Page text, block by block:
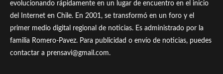
evolucionando rápidamente en un lugar de encuentro en el inicio
del Internet en Chile. En 2001, se transformó en un foro y el
primer medio digital regional de noticias. Es administrado por la
familia Romero-Pavez. Para publicidad o envío de noticias, puedes
contactar a prensavi@gmail.com.